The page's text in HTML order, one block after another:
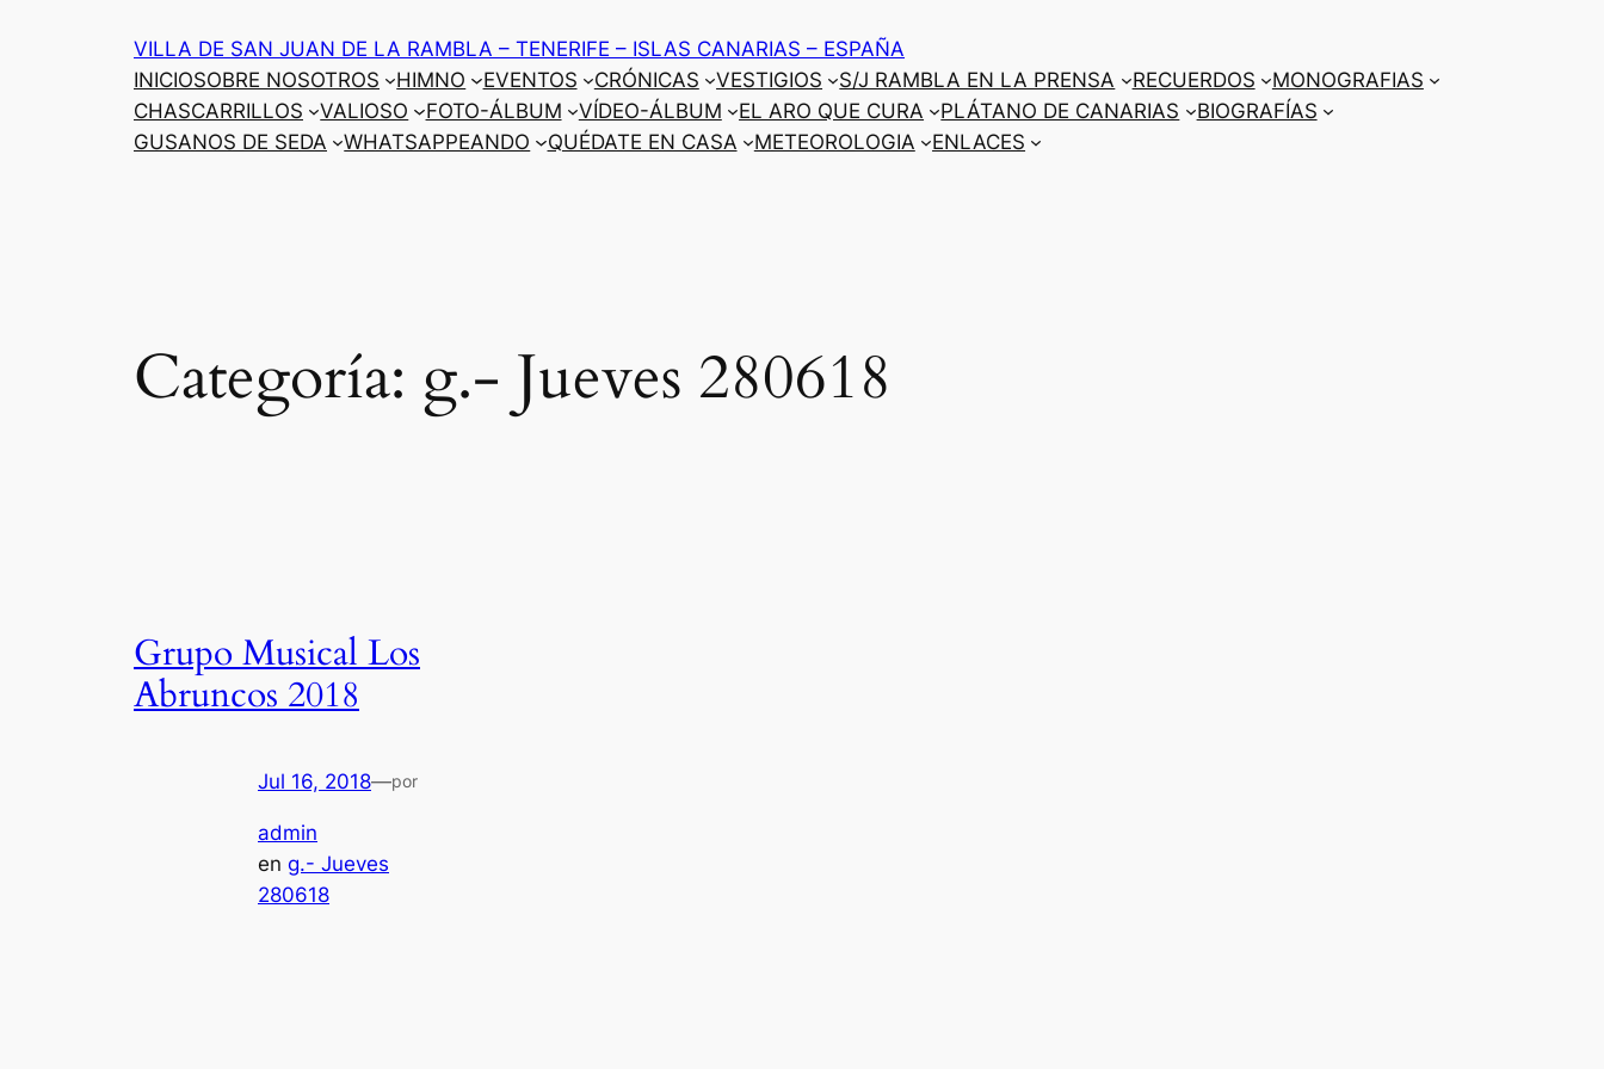
VILLA DE SAN JUAN DE LA RAMBLA – TENERIFE – ISLAS CANARIAS – ESPAÑA
INICIOSOBRE NOSOTROS HIMNO EVENTOS CRÓNICAS VESTIGIOS S/J RAMBLA EN LA PRENSA RECUERDOS
MONOGRAFIAS
CHASCARRILLOS
VALIOSO FOTO-ÁLBUM VÍDEO-ÁLBUM EL ARO QUE CURA PLÁTANO DE CANARIAS
BIOGRAFÍAS
GUSANOS DE SEDA
WHATSAPPEANDO QUÉDATE EN CASA METEOROLOGIA ENLACES
Categoría: g.- Jueves 280618
Grupo Musical Los
Abruncos 2018
Jul 16, 2018—por
admin
en g.- Jueves
280618